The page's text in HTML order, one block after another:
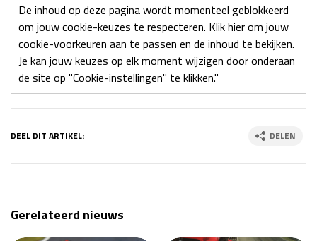
De inhoud op deze pagina wordt momenteel geblokkeerd
om jouw cookie-keuzes te respecteren. Klik hier om jouw
cookie-voorkeuren aan te passen en de inhoud te bekijken.
Je kan jouw keuzes op elk moment wijzigen door onderaan
de site op "Cookie-instellingen" te klikken."
DEEL DIT ARTIKEL: DELEN
Gerelateerd nieuws